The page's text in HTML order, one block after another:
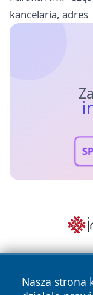
kancelaria, adres
Nasza strona